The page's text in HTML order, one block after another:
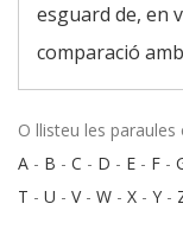
esguard de, en
comparació
O llisteu les
A - B - C - D - E - F -
T - U - V- W - X - Y -